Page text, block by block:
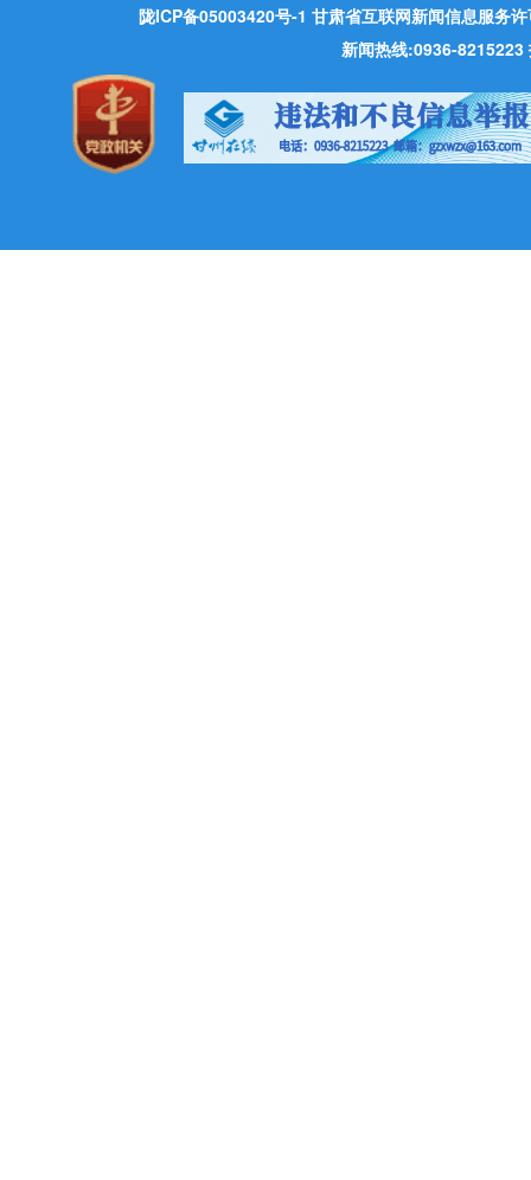
陇ICP备05003420号-1 甘肃省互联网新闻信息服务
新闻热线:0936-8215223